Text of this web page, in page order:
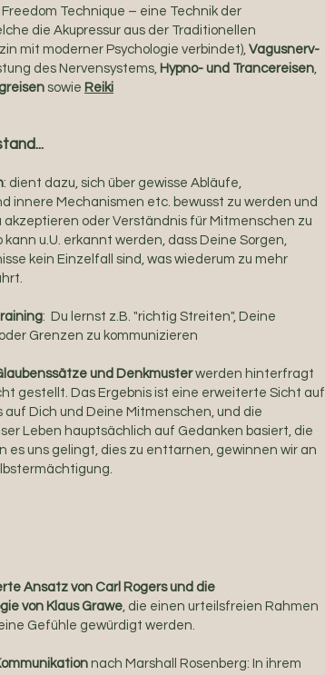
Technique – eine Technik der
die Akupressur aus der Traditionellen
mit moderner Psychologie verbindet), Vagusnerv-
des Nervensystems, Hypno- und Trancereisen,
sowie Reiki
...
: dient dazu, sich über gewisse Abläufe,
innere Mechanismen etc. bewusst zu werden und
akzeptieren oder Verständnis für Mitmenschen zu
u.U. erkannt werden, dass Deine Sorgen,
kein Einzelfall sind, was wiederum zu mehr
: Du lernst z.B. "richtig Streiten", Deine
Grenzen zu kommunizieren
und Denkmusterwerden hinterfragt
gestellt. Das Ergebnis ist eine erweiterte Sicht auf
auf Dich und Deine Mitmenschen, und die
Leben hauptsächlich auf Gedanken basiert, die
es uns gelingt, dies zu enttarnen, gewinnen wir an
Ansatz von Carl Rogers und die
von Klaus Grawe, die einen urteilsfreien Rahmen
Gefühle gewürdigt werden.
nach Marshall Rosenberg: In ihrem